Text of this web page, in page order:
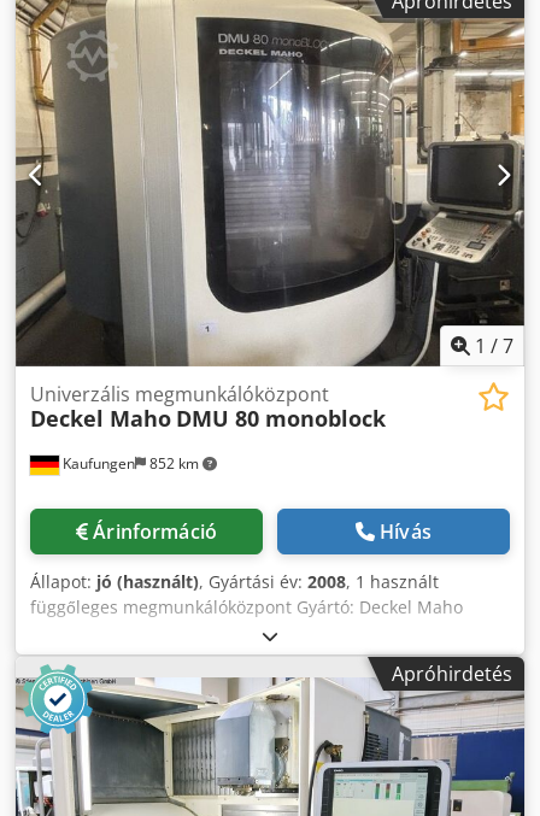
fokozatmentes: 18.000 ford/perc Előtolás x/y/z -
fokozatmentes: 0 - 30.000 mm/perc Dkedpfx Ajy Tyzuodger
Gyorsjárat: 30 m/perc Szerszámtárhelyek száma: 2 x 12
Szerszám átmérő teljes töltöttség mellett: 130 mm
Legnagyobb szerszámhossz: 315 mm Max. szerszámtömeg:
8 kg Belső hűtőfolyadék ellátás: 40 bar Vezérlés:
HEIDENHAIN Vezérlés: MillPlus iT Asztalterhelés max.: 500
kg Teljes teljesítményigény: 52 kVA Gép tömege kb.: 6,5 t
Gép méretei H x Sz x M: 3,40 x 1,86 x 2,42 m Tartozékok:
HEIDENHAIN mérőtapintó TS 640; elektronikus kézikerék,
mechanikus gépsatu (pofaszélesség 160 mm),
forgácsszállító, hűtőberendezés szalagszűrő rendszerrel
1 /7
Kaufungen 852 km
Univerzális megmunkálóközpont
Deckel Maho DMU 80 monoblock
Árinformáció Hívás
Állapot: jó (használt), Gyártási év: 2008, 1 használt
függőleges megmunkálóközpont Gyártó: Deckel Maho
Típus: DMU 80 monoblock Gyártási év: 2008 Vezérlés: ITNC
530 Műszaki adatok X-irányú elmozdulás: 980 mm Y-irányú
elmozdulás: 630 mm Z-irányú elmozdulás: 630 mm
Vezérlés: iTNC 530 Teljes teljesítményigény: 10 / 15 kW Gép
tömege kb.: 9,5 t Helyigény kb.: 4*4*2,5 m További
információk Felszereltség: Elektronikus kézikerék Működési
mód 4 Kézi forgatható marófej Motorspindel 12 000
ford/perc Dsdpfexa Eudjx Adgjkr SK 40 / feszítés DIN 69872
Apróhirdetés